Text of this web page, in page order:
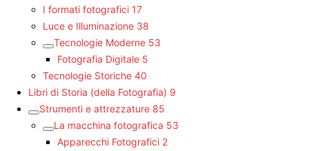
I formati fotografici 17
Luce e Illuminazione 38
Tecnologie Moderne 53
Fotografia Digitale 5
Tecnologie Storiche 40
Libri di Storia (della Fotografia) 9
Strumenti e attrezzature 85
La macchina fotografica 53
Apparecchi Fotografici 2